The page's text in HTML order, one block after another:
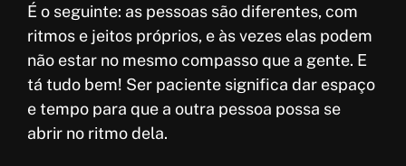
É o seguinte: as pessoas são diferentes, com
ritmos e jeitos próprios, e às vezes elas podem
não estar no mesmo compasso que a gente. E
tá tudo bem! Ser paciente significa dar espaço
e tempo para que a outra pessoa possa se
abrir no ritmo dela.